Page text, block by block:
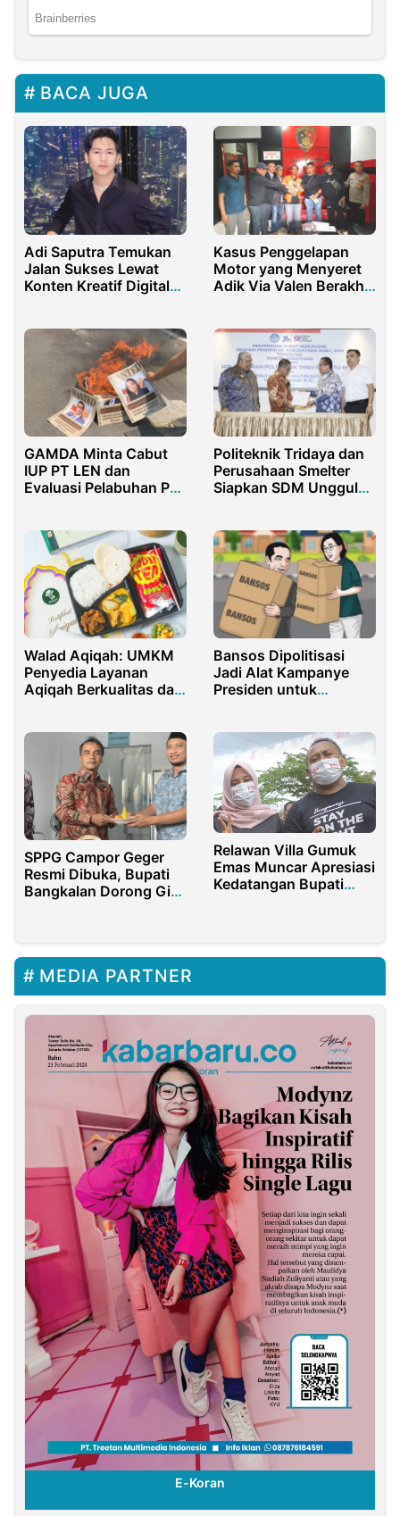
BACA JUGA
Adi Saputra Temukan
Jalan Sukses Lewat
Konten Kreatif Digital
Kasus Penggelapan
Motor yang Menyeret
Adik Via Valen Berakhir
GAMDA Minta Cabut
IUP PT LEN dan
Evaluasi Pelabuhan PT.
Politeknik Tridaya dan
Perusahaan Smelter
Siapkan SDM Unggul
Walad Aqiqah: UMKM
Penyedia Layanan
Aqiqah Berkualitas dan
Bansos Dipolitisasi
Jadi Alat Kampanye
Presiden untuk
SPPG Campor Geger
Resmi Dibuka, Bupati
Bangkalan Dorong Gizi
Relawan Villa Gumuk
Emas Muncar Apresiasi
Kedatangan Bupati
MEDIA PARTNER
E-Koran